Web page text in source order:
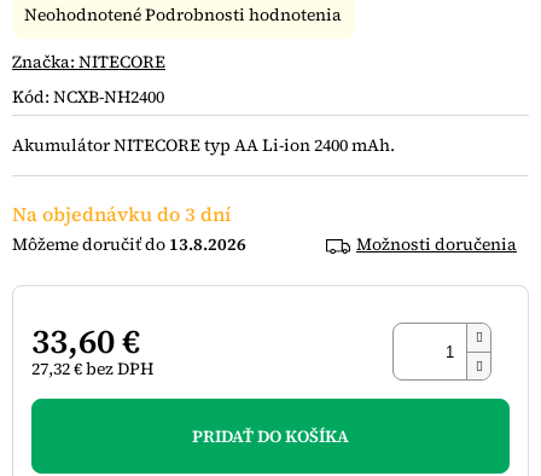
Kód: NCXB-NH2400
Na objednávku do 3 dní
13.8.2026 Možnosti doručenia
33,60 €
27,32 € bez DPH
Jednotková
PRIDAŤ DO KOŠÍKA
Akumulátor NITECORE typ AA Li-ion 2400 mAh.
Priemerné
produktu
0,0
5
hviezdičiek.
NeohodnotenéPodrobnosti hodnotenia
Značka: NITECORE